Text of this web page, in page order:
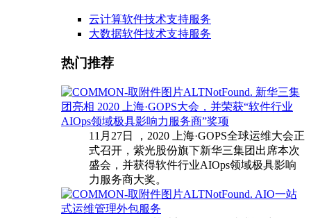
云计算软件技术支持服务
大数据软件技术支持服务
热门推荐
新华三集
团亮相 2020 上海·GOPS大会，并荣获“软件行业
AIOps领域极具影响力服务商”奖项
11月27日 ，2020 上海·GOPS全球运维大会正
式召开，紫光股份旗下新华三集团出席本次
盛会，并获得软件行业AIOps领域极具影响
力服务商大奖。
AIO一站
式运维管理外包服务